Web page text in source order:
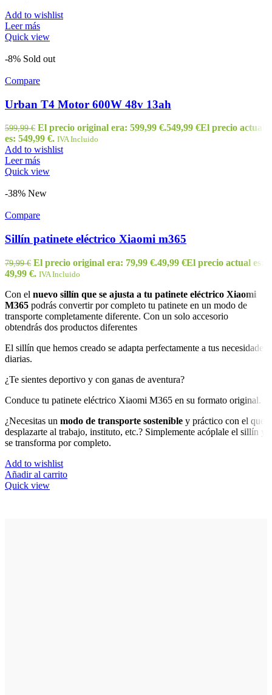
Add to wishlist
Leer más
Quick view
-8% Sold out
Compare
Urban T4 Motor 600W 48v 13ah
599,99€ El precio original era: 599,99 €.549,99 €El precio actual
es: 549,99 €. IVA Incluido
Add to wishlist
Leer más
Quick view
-38% New
Compare
Sillín patinete eléctrico Xiaomi m365
79,99€ El precio original era: 79,99 €.49,99 €El precio actual es:
49,99 €. IVA Incluido
Con el nuevo sillín que se ajusta a tu patinete eléctrico Xiaomi
M365 podrás convertir por completo tu patinete en un modo de
transporte completamente diferente. Con un solo accesorio
obtendrás dos productos diferentes
El sillín que hemos creado se adapta perfectamente a tus necesidades
diarias.
¿Te sientes deportivo y con ganas de aventura?
Conduce tu patinete eléctrico Xiaomi M365 en su formato original.
¿Necesitas un modo de transporte sostenible y práctico con el que
desplazarte al trabajo, instituto, etc.? Simplemente acóplale el sillín y
se transforma por completo.
Add to wishlist
Añadir al carrito
Quick view